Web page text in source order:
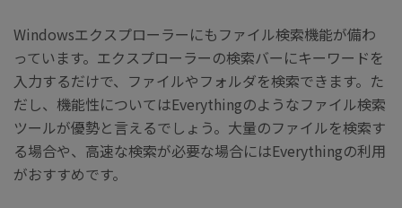
Windowsエクスプローラーにもファイル検索機能が備わ
っています。エクスプローラーの検索バーにキーワードを
入力するだけで、ファイルやフォルダを検索できます。た
だし、機能性についてはEverythingのようなファイル検索
ツールが優勢と言えるでしょう。大量のファイルを検索す
る場合や、高速な検索が必要な場合にはEverythingの利用
がおすすめです。